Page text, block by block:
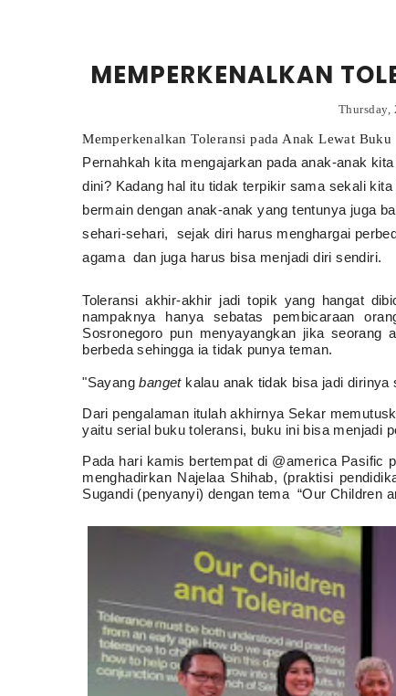
MEMPERKENALKAN
Thursday,
Memperkenalkan Toleransi pada Anak Lewat Buku
Pernahkah kita mengajarkan pada anak-anak
dini? Kadang hal itu tidak terpikir sama sekali
bermain dengan anak-anak yang tentunya juga
sehari-sehari,
sejak diri harus menghargai
agama dan juga harus bisa menjadi diri sendiri.
Toleransi akhir-akhir jadi topik yang hangat
nampaknya hanya sebatas pembicaraan
Sosronegoro pun menyayangkan jika
berbeda sehingga ia tidak punya teman.
"Sayangbangetkalau anak tidak bisa jadi dirinya
Dari pengalaman itulah akhirnya Sekar
yaitu serial buku toleransi, buku ini bisa menjadi
Pada hari kamis bertempat di @america Pasific
menghadirkan Najelaa Shihab, (praktisi
Sugandi (penyanyi) dengan tema “Our Children